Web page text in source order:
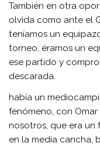
También en otra
olvida como ante el
teníamos un
torneo, éramos un
ese partido y
descarada.
había un
fenómeno, con
nosotros, que era un
en la media cancha,